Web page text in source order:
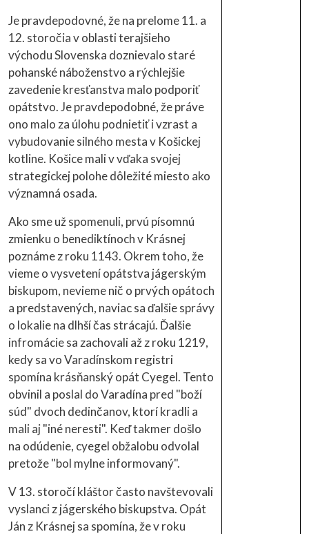
Je pravdepodovné, že na prelome 11. a
12. storočia v oblasti terajšieho
východu Slovenska doznievalo staré
pohanské náboženstvo a rýchlejšie
zavedenie kresťanstva malo podporiť
opátstvo. Je pravdepodobné, že práve
ono malo za úlohu podnietiť i vzrast a
vybudovanie silného mesta v Košickej
kotline. Košice mali v vďaka svojej
strategickej polohe dôležité miesto ako
významná osada.
Ako sme už spomenuli, prvú písomnú
zmienku o benediktínoch v Krásnej
poznáme z roku 1143. Okrem toho, že
vieme o vysvetení opátstva jágerským
biskupom, nevieme nič o prvých opátoch
a predstavených, naviac sa ďalšie správy
o lokalie na dlhší čas strácajú. Ďalšie
infromácie sa zachovali až z roku 1219,
kedy sa vo Varadínskom registri
spomína krásňanský opát Cyegel. Tento
obvinil a poslal do Varadína pred "boží
súd" dvoch dedinčanov, ktorí kradli a
mali aj "iné neresti". Keď takmer došlo
na odúdenie, cyegel obžalobu odvolal
pretože "bol mylne informovaný".
V 13. storočí kláštor často navštevovali
vyslanci z jágerského biskupstva. Opát
Ján z Krásnej sa spomína, že v roku